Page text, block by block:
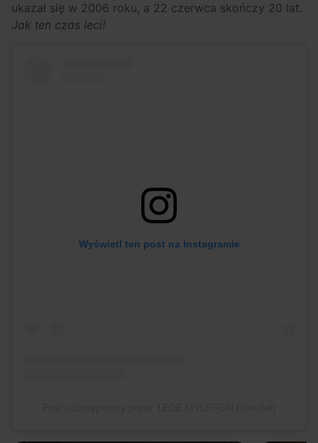
ukazał się w 2006 roku, a 22 czerwca skończy 20 lat.
Jak ten czas leci!
Wyświetl ten post na Instagramie